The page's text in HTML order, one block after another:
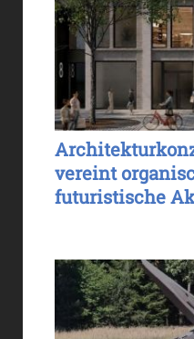
vereint
futuristische